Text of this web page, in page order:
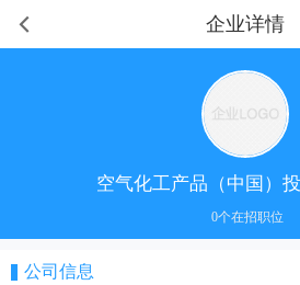
企业详情
空气化工产品（中国）
0个在招职位
公司信息